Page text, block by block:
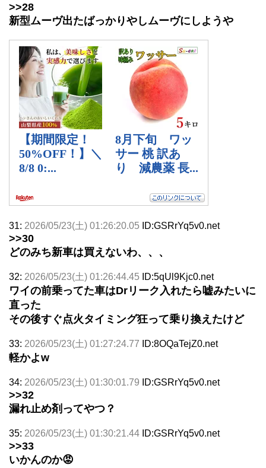
>>28
新型ムーヴ出たばっかりやしムーヴにしようや
31: 2026/05/23(土) 01:26:20.05 ID:GSRrYq5v0.net
>>30
どのみち新車は買えないわ、、、
32: 2026/05/23(土) 01:26:44.45 ID:5qUl9Kjc0.net
ワイの前乗ってた車はDrリーク入れたら嘘みたいに
直った
その後すぐ点火タイミング狂って乗り換えたけど
33: 2026/05/23(土) 01:27:24.77 ID:8OQaTejZ0.net
軽かよw
34: 2026/05/23(土) 01:30:01.79 ID:GSRrYq5v0.net
>>32
漏れ止め剤ってやつ？
35: 2026/05/23(土) 01:30:21.44 ID:GSRrYq5v0.net
>>33
いかんのか😡